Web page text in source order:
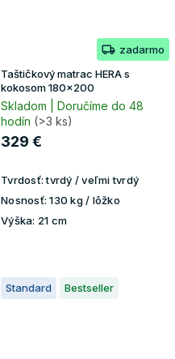
zadarmo
Taštičkový matrac HERA s
kokosom 180x200
Skladom | Doručíme do 48
hodín (>3 ks)
329 €
Tvrdosť:tvrdý / veľmi tvrdý
Nosnosť: 130 kg / lôžko
Výška: 21 cm
Standard Bestseller